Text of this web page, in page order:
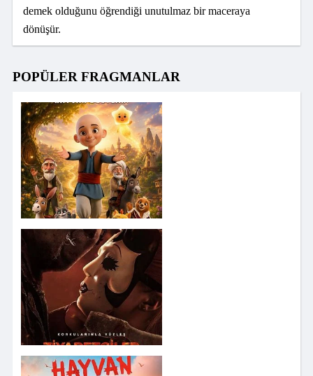
demek olduğunu öğrendiği unutulmaz bir maceraya
dönüşür.
POPÜLER FRAGMANLAR